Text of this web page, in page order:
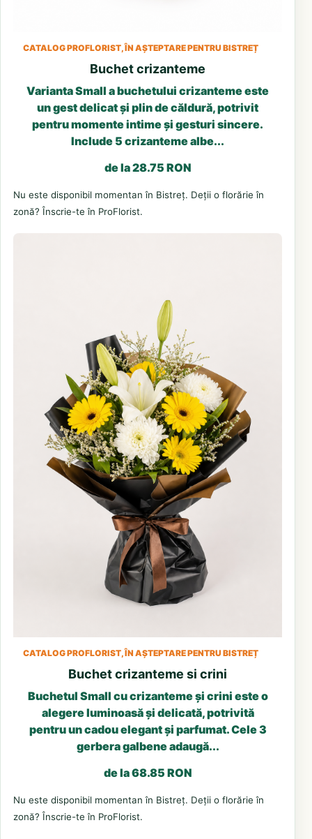
CATALOG PROFLORIST, ÎN AȘTEPTARE PENTRU BISTREȚ
Buchet crizanteme
Varianta Small a buchetului crizanteme este
un gest delicat și plin de căldură, potrivit
pentru momente intime și gesturi sincere.
Include 5 crizanteme albe...
de la 28.75 RON
Nu este disponibil momentan în Bistreț. Deții o florărie în
zonă? Înscrie-te în ProFlorist.
CATALOG PROFLORIST, ÎN AȘTEPTARE PENTRU BISTREȚ
Buchet crizanteme si crini
Buchetul Small cu crizanteme și crini este o
alegere luminoasă și delicată, potrivită
pentru un cadou elegant și parfumat. Cele 3
gerbera galbene adaugă...
de la 68.85 RON
Nu este disponibil momentan în Bistreț. Deții o florărie în
zonă? Înscrie-te în ProFlorist.